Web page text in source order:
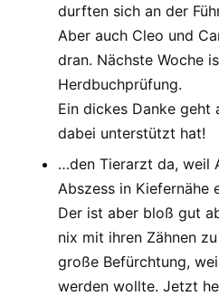
durften sich an der
Aber auch Cleo und
dran. Nächste Woche
Herdbuchprüfung.
Ein dickes Danke geht
dabei unterstützt hat!
…den Tierarzt da, weil
Abszess in Kiefernähe
Der ist aber bloß gut
nix mit ihren Zähnen
große Befürchtung,
werden wollte. Jetzt